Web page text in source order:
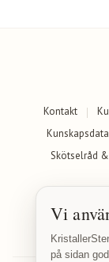
Kontakt
Skötselråd
Vi
på sidan